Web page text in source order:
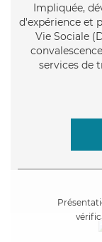
Impliquée,
d'expérience et
Vie Sociale
services de